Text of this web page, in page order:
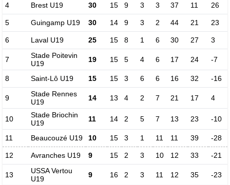
4 Brest U19 30 15 9 3 3 37 11 26
5 Guingamp U19 30 14 9 3 2 44 21 23
6 Laval U19 25 15 8 1 6 30 27 3
7
Stade Poitevin
U19
19 15 5 4 6 17 24 -7
8 Saint-Lô U19 15 15 3 6 6 16 32 -16
9
Stade Rennes
U19
14 13 4 2 7 21 17 4
10
Stade Briochin
U19
11 14 2 5 7 13 23 -10
11 Beaucouzé U19 10 15 3 1 11 11 39 -28
12 Avranches U19 9 15 2 3 10 12 33 -21
13
USSA Vertou
U19
9 16 2 3 11 12 35 -23